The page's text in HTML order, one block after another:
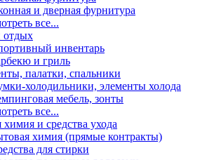
и дверная фурнитура
все...
отдых
инвентарь
и гриль
палатки, спальники
холодильники, элементы холода
мебель, зонты
все...
химия и средства ухода
химия (прямые контракты)
для стирки